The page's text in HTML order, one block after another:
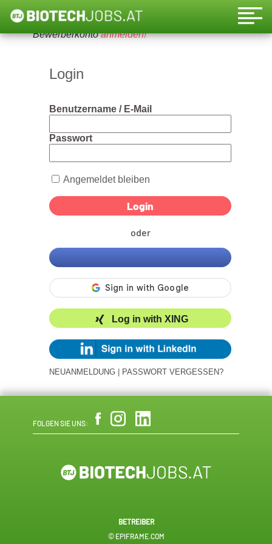
Um diese Funktion nutzen zu können, bitte ein
Bewerberkontoanmelden!
Login
Benutzername / E-Mail
Passwort
Angemeldet bleiben
oder
Log in with XING
NEUANMELDUNG PASSWORT VERGESSEN?
FOLGEN SIE UNS:
BETREIBER
© EPIFRAME.COM